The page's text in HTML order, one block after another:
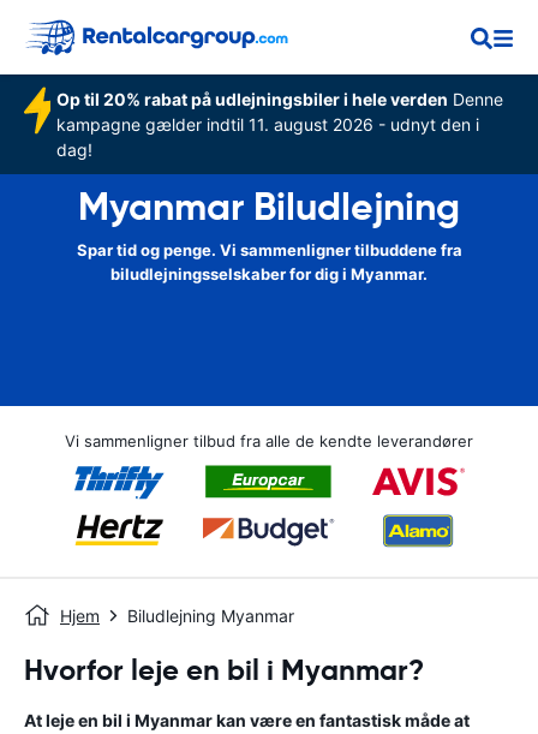
Op til 20% rabat på udlejningsbiler i hele verden Denne
kampagne gælder indtil 11. august 2026 - udnyt den i
dag!
Myanmar Biludlejning
Spar tid og penge. Vi sammenligner tilbuddene fra
biludlejningsselskaber for dig i Myanmar.
Vi sammenligner tilbud fra alle de kendte leverandører
Hjem Biludlejning Myanmar
Hvorfor leje en bil i Myanmar?
At leje en bil i Myanmar kan være en fantastisk måde at